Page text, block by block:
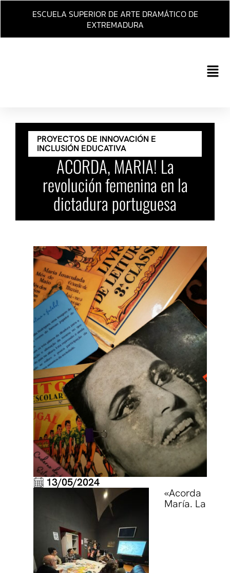
Ir
ESCUELA SUPERIOR DE ARTE DRAMÁTICO DE
EXTREMADURA
Main
PROYECTOS DE INNOVACIÓN E
INCLUSIÓN EDUCATIVA
ACORDA, MARIA! La
revolución femenina en la
dictadura portuguesa
13/05/2024
«Acorda
María. La